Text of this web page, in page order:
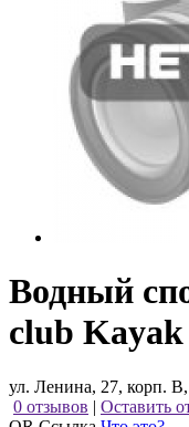
Водный
club Kayak
ул. Ленина, 27, корп.
0 отзывов | Оставить